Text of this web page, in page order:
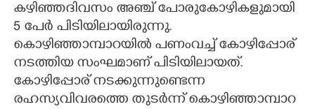
കഴിഞ്ഞദിവസം അഞ്ച് പോരുകോഴികളുമായി
5 പേർ പിടിയിലായിരുന്നു.
കൊഴിഞ്ഞാമ്പാറയിൽ പണംവച്ച് കോഴിപ്പോര്
നടത്തിയ സംഘമാണ് പിടിയിലായത്.
കോഴിപ്പോര് നടക്കുന്നുണ്ടെന്ന
രഹസ്യവിവരത്തെ തുടർന്ന് കൊഴിഞ്ഞാമ്പാറ